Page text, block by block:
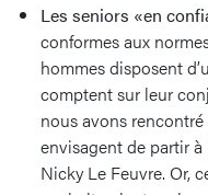
Les seniors «en
conformes aux
hommes disposent
comptent sur leur
nous avons
envisagent de partir à
Nicky Le Feuvre. Or,